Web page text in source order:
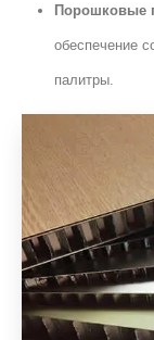
Порошковые
обеспечение
палитры.